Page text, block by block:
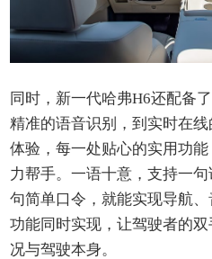
同时，新一代哈弗H6还配备
精准的语音识别，到实时在
体验，每一处贴心的实用功
力帮手。一语十意，支持一
句简单口令，就能实现导航
功能同时实现，让驾驶者的
况与驾驶本身。